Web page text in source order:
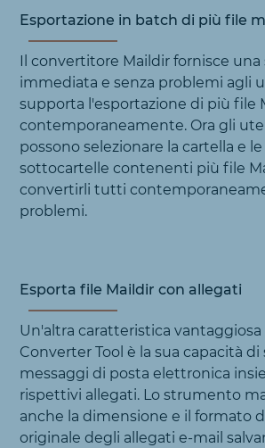
Esportazione in batch di più file
Il convertitore Maildir fornisce una
immediata e senza problemi agli
supporta l'esportazione di più file
contemporaneamente. Ora gli
possono selezionare la cartella e le
sottocartelle contenenti più file
convertirli tutti
problemi.
Esporta file Maildir con allegati
Un'altra caratteristica vantaggiosa
Converter Tool è la sua capacità di
messaggi di posta elettronica
rispettivi allegati. Lo strumento
anche la dimensione e il formato
originale degli allegati e-mail